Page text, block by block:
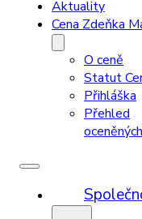
Aktuality
Cena Zdeňka
O ceně
Statut
Přihláška
Přehled
oceněných